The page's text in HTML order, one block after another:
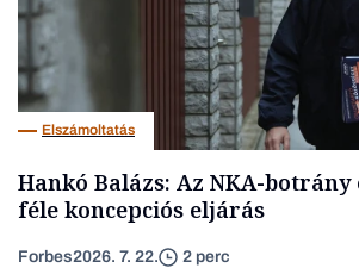
Elszámoltatás
Hankó Balázs: Az NKA-botrány
féle koncepciós eljárás
Forbes2026. 7. 22. 2 perc